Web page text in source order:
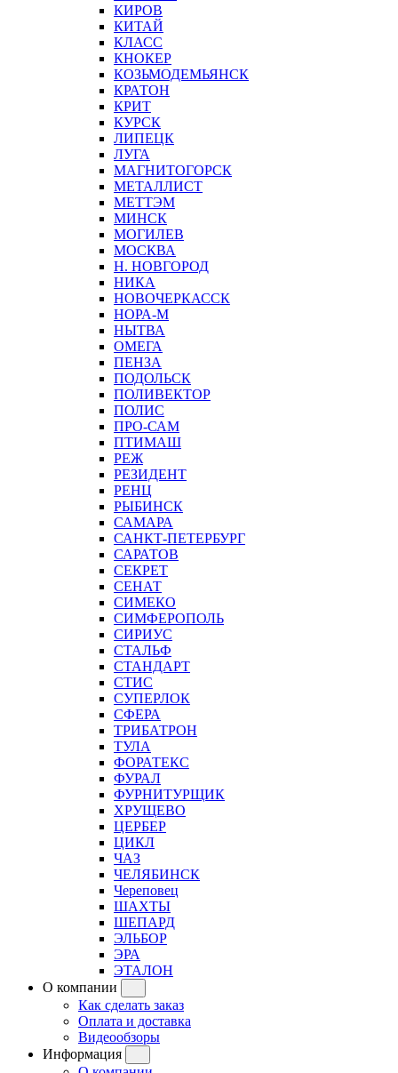
КИРОВ
КИТАЙ
КЛАСС
КНОКЕР
КОЗЬМОДЕМЬЯНСК
КРАТОН
КРИТ
КУРСК
ЛИПЕЦК
ЛУГА
МАГНИТОГОРСК
МЕТАЛЛИСТ
МЕТТЭМ
МИНСК
МОГИЛЕВ
МОСКВА
Н. НОВГОРОД
НИКА
НОВОЧЕРКАССК
НОРА-М
НЫТВА
ОМЕГА
ПЕНЗА
ПОДОЛЬСК
ПОЛИВЕКТОР
ПОЛИС
ПРО-САМ
ПТИМАШ
РЕЖ
РЕЗИДЕНТ
РЕНЦ
РЫБИНСК
САМАРА
САНКТ-ПЕТЕРБУРГ
САРАТОВ
СЕКРЕТ
СЕНАТ
СИМЕКО
СИМФЕРОПОЛЬ
СИРИУС
СТАЛЬФ
СТАНДАРТ
СТИС
СУПЕРЛОК
СФЕРА
ТРИБАТРОН
ТУЛА
ФОРАТЕКС
ФУРАЛ
ФУРНИТУРЩИК
ХРУЩЕВО
ЦЕРБЕР
ЦИКЛ
ЧАЗ
ЧЕЛЯБИНСК
Череповец
ШАХТЫ
ШЕПАРД
ЭЛЬБОР
ЭРА
ЭТАЛОН
О компании
Как сделать заказ
Оплата и доставка
Видеообзоры
Информация